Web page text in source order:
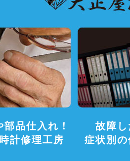
品仕入れ！
計修理工房
故障
症状別